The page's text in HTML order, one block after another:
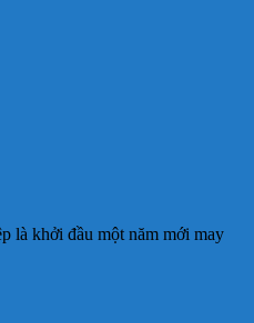
là khởi đầu một năm mới may